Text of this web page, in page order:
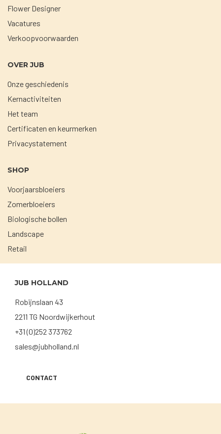
Flower Designer
Vacatures
Verkoopvoorwaarden
OVER JUB
Onze geschiedenis
Kernactiviteiten
Het team
Certificaten en keurmerken
Privacystatement
SHOP
Voorjaarsbloeiers
Zomerbloeiers
Biologische bollen
Landscape
Retail
JUB HOLLAND
Robijnslaan 43
2211 TG Noordwijkerhout
+31 (0)252 373762
sales@jubholland.nl
CONTACT